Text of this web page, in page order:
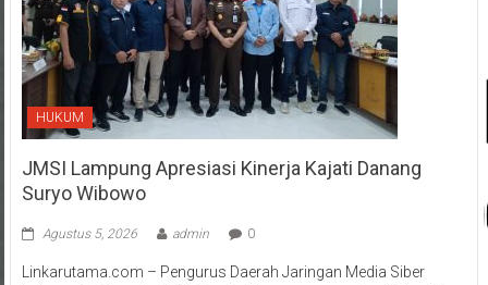
HUKUM
JMSI Lampung Apresiasi Kinerja Kajati Danang
Suryo Wibowo
Agustus 5, 2026 admin 0
Linkarutama.com – Pengurus Daerah Jaringan Media Siber